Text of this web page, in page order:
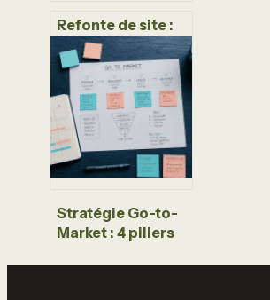
Refonte de site :
comment
préserver votre
trafic SEO et
éviter la chute de
positionnement
Stratégie Go-to-
Market : 4 piliers
pour réussir votre